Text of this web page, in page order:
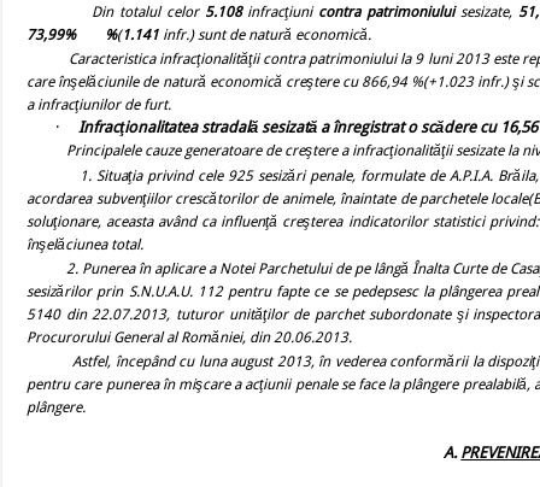
Din totalul celor5.108 infracţiuni contra patrimoniuluisesizate,
73,99%%(1.141 infr.) sunt de natură economică.
Caracteristica infracţionalităţii contra patrimoniului la 9 luni 2013 este
care înşelăciunile de natură economică creştere cu 866,94 %(+1.023 infr.) şi
a infracţiunilor de furt.
· Infracţionalitatea stradală sesizată a înregistrat o scădere cu
Principalele cauze generatoare de creştere a infracţionalităţii sesizate la
1. Situaţia privind cele 925 sesizări penale, formulate de A.P.I.A. Brăila,
acordarea subvenţiilor crescătorilor de animele, înaintate de parchetele
soluţionare, aceasta având ca influenţă creşterea indicatorilor statistici
înşelăciunea total.
2. Punerea în aplicare a Notei Parchetului de pe lângă Înalta Curte de
sesizărilor prin S.N.U.A.U. 112 pentru fapte ce se pedepsesc la plângerea
5140 din 22.07.2013, tuturor unităţilor de parchet subordonate şi
Procurorului General al Romăniei, din 20.06.2013.
Astfel, începând cu luna august 2013, în vederea conformării la
pentru care punerea în mişcare a acţiunii penale se face la plângere
plângere.
A.